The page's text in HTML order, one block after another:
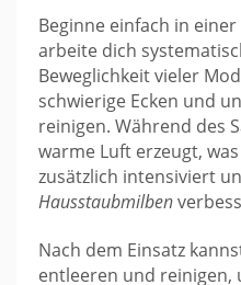
Beginne einfach in
arbeite dich
Beweglichkeit vieler
schwierige Ecken und
reinigen. Während des
warme Luft erzeugt,
zusätzlich intensiviert
Hausstaubmilben
Nach dem Einsatz
entleeren und reinigen,